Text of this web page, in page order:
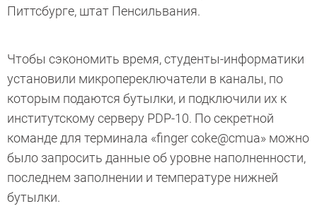
Питтсбурге, штат Пенсильвания.
Чтобы сэкономить время, студенты-информатики
установили микропереключатели в каналы, по
которым подаются бутылки, и подключили их к
институтскому серверу PDP-10. По секретной
команде для терминала «finger coke@cmua» можно
было запросить данные об уровне наполненности,
последнем заполнении и температуре нижней
бутылки.